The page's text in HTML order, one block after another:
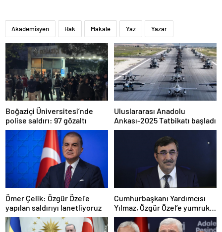
Akademisyen Hak Makale Yaz Yazar
Boğaziçi Üniversitesi’nde
polise saldırı: 97 gözaltı
Uluslararası Anadolu
Ankası-2025 Tatbikatı başladı
Ömer Çelik: Özgür Özel’e
yapılan saldırıyı lanetliyoruz
Cumhurbaşkanı Yardımcısı
Yılmaz, Özgür Özel’e yumruklu
saldırıyı kınadı